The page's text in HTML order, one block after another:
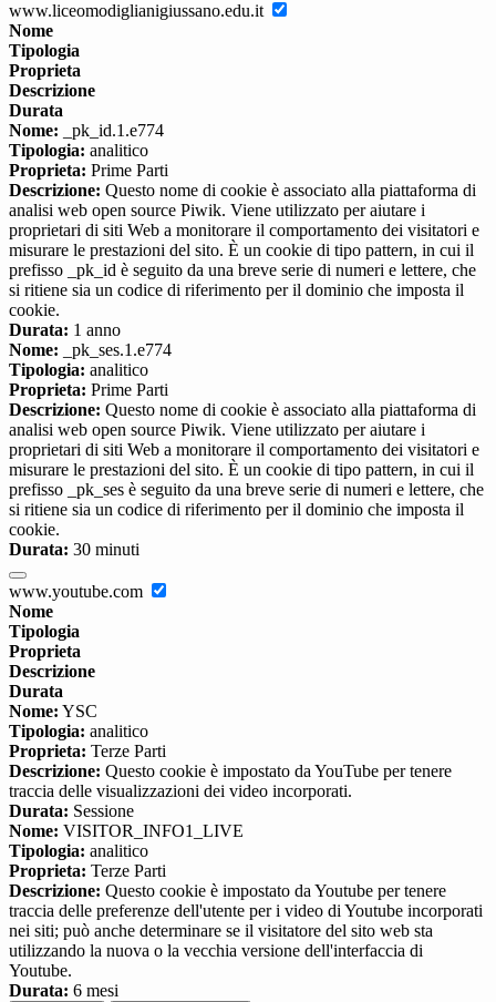
www.liceomodiglianigiussano.edu.it
Nome
Tipologia
Proprieta
Descrizione
Durata
Nome: _pk_id.1.e774
Tipologia: analitico
Proprieta: Prime Parti
Descrizione: Questo nome di cookie è associato alla piattaforma di
analisi web open source Piwik. Viene utilizzato per aiutare i
proprietari di siti Web a monitorare il comportamento dei visitatori e
misurare le prestazioni del sito. È un cookie di tipo pattern, in cui il
prefisso _pk_id è seguito da una breve serie di numeri e lettere, che
si ritiene sia un codice di riferimento per il dominio che imposta il
cookie.
Durata: 1 anno
Nome: _pk_ses.1.e774
Tipologia: analitico
Proprieta: Prime Parti
Descrizione: Questo nome di cookie è associato alla piattaforma di
analisi web open source Piwik. Viene utilizzato per aiutare i
proprietari di siti Web a monitorare il comportamento dei visitatori e
misurare le prestazioni del sito. È un cookie di tipo pattern, in cui il
prefisso _pk_ses è seguito da una breve serie di numeri e lettere, che
si ritiene sia un codice di riferimento per il dominio che imposta il
cookie.
Durata: 30 minuti
www.youtube.com
Nome
Tipologia
Proprieta
Descrizione
Durata
Nome: YSC
Tipologia: analitico
Proprieta: Terze Parti
Descrizione: Questo cookie è impostato da YouTube per tenere
traccia delle visualizzazioni dei video incorporati.
Durata: Sessione
Nome: VISITOR_INFO1_LIVE
Tipologia: analitico
Proprieta: Terze Parti
Descrizione: Questo cookie è impostato da Youtube per tenere
traccia delle preferenze dell'utente per i video di Youtube incorporati
nei siti; può anche determinare se il visitatore del sito web sta
utilizzando la nuova o la vecchia versione dell'interfaccia di
Youtube.
Durata: 6 mesi